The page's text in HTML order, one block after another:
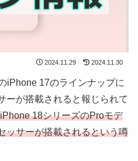
2024.11.29 2024.11.30
iPhone 17のラインナップに
ーが搭載されると報じられて
18シリーズのProモデ
ッサーが搭載されるという噂